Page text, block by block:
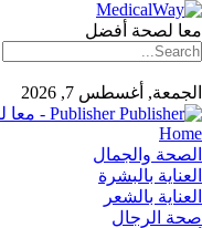
معا لصحة أفضل
الجمعة, أغسطس 7, 2026
Publisher - معا لصحة أفضل
Home
الصحة والجمال
العناية بالبشرة
العناية بالشعر
صحة الرجال